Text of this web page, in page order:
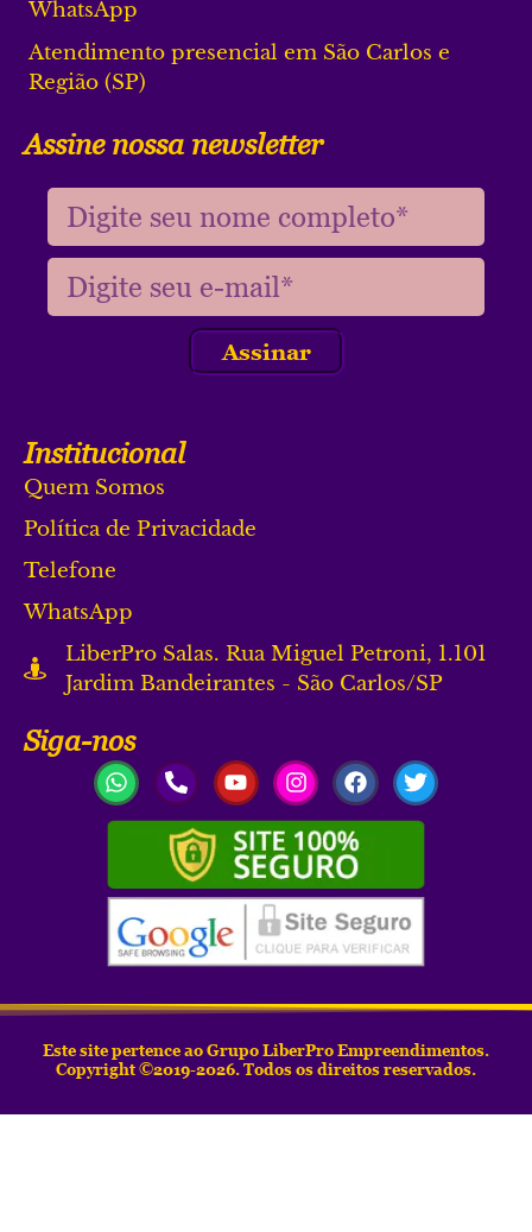
WhatsApp
Atendimento presencial em São Carlos e
Região (SP)
Assine nossa newsletter
Assinar
Institucional
Quem Somos
Política de Privacidade
Telefone
WhatsApp
LiberPro Salas. Rua Miguel Petroni, 1.101
Jardim Bandeirantes - São Carlos/SP
Siga-nos
Este site pertence ao Grupo LiberPro Empreendimentos.
Copyright ©2019-2026. Todos os direitos reservados.